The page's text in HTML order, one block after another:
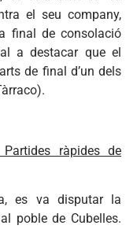
el seu company,
final de consolació
a destacar que el
de final d’un dels
ràpides de
es va disputar la
poble de Cubelles.